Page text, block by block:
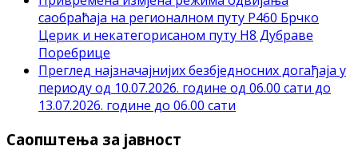
саобраћаја на регионалном путу Р460 Брчко
Церик и некатегорисаном путу Н8 Дубраве
Поребрице
Преглед најзначајнијих безбједносних догађаја у
периоду од 10.07.2026. године од 06.00 сати до
13.07.2026. године до 06.00 сати
Саопштења за јавност